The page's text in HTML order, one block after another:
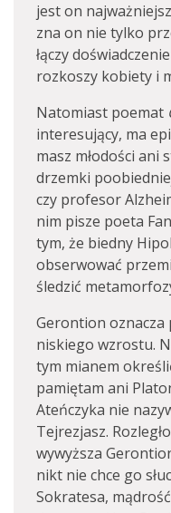
jest on
zna on nie tylko
łączy
rozkoszy kobiety i
Natomiast poemat
interesujący, ma
masz młodości ani
drzemki
czy profesor
nim pisze poeta
tym, że biedny
obserwować
śledzić
Gerontion oznacza
niskiego wzrostu.
tym mianem
pamiętam ani
Ateńczyka nie
Tejrezjasz.
wywyższa
nikt nie chce go
Sokratesa,